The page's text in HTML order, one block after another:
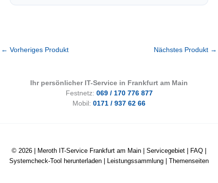
← Vorheriges Produkt Nächstes Produkt →
Ihr persönlicher IT-Service in Frankfurt am Main
Festnetz: 069 / 170 776 877
Mobil: 0171 / 937 62 66
© 2026 | Meroth IT-Service Frankfurt am Main Servicegebiet FAQ
Systemcheck-Tool herunterladen
Leistungssammlung Themenseiten